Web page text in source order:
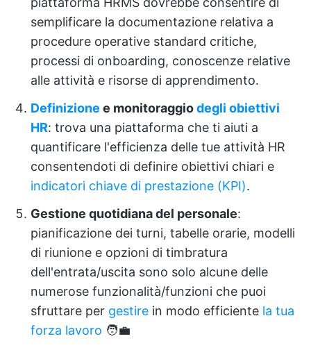
semplificare la documentazione relativa a
procedure operative standard critiche,
processi di onboarding, conoscenze relative
alle attività e risorse di apprendimento.
Definizione e monitoraggiodegli obiettivi
HR: trova una piattaforma che ti aiuti a
quantificare l'efficienza delle tue attività HR
consentendoti di definire obiettivi chiari e
indicatori chiave di prestazione (KPI).
Gestione quotidiana del personale:
pianificazione dei turni, tabelle orarie, modelli
di riunione e opzioni di timbratura
dell'entrata/uscita sono solo alcune delle
numerose funzionalità/funzioni che puoi
sfruttare per gestire in modo efficiente la tua
forza lavoro 🧑‍💼